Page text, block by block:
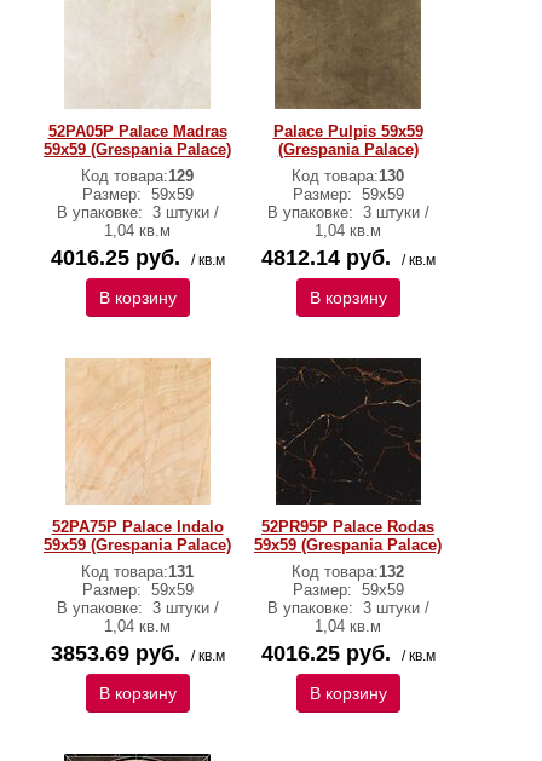
52PA05P Palace Madras
59x59 (Grespania Palace)
Код товара:129
Размер: 59x59
В упаковке: 3 штуки /
1,04 кв.м
4016.25 руб. / кв.м
В корзину
Palace Pulpis 59x59
(Grespania Palace)
Код товара:130
Размер: 59x59
В упаковке: 3 штуки /
1,04 кв.м
4812.14 руб. / кв.м
В корзину
52PA75P Palace Indalo
59x59 (Grespania Palace)
Код товара:131
Размер: 59x59
В упаковке: 3 штуки /
1,04 кв.м
3853.69 руб. / кв.м
В корзину
52PR95P Palace Rodas
59x59 (Grespania Palace)
Код товара:132
Размер: 59x59
В упаковке: 3 штуки /
1,04 кв.м
4016.25 руб. / кв.м
В корзину